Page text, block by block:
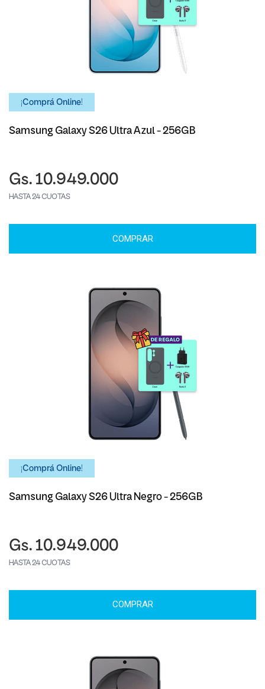
¡Comprá Online!
Samsung Galaxy S26 Ultra Azul - 256GB
Gs. 10.949.000
HASTA 24 CUOTAS
COMPRAR
¡Comprá Online!
Samsung Galaxy S26 Ultra Negro - 256GB
Gs. 10.949.000
HASTA 24 CUOTAS
COMPRAR